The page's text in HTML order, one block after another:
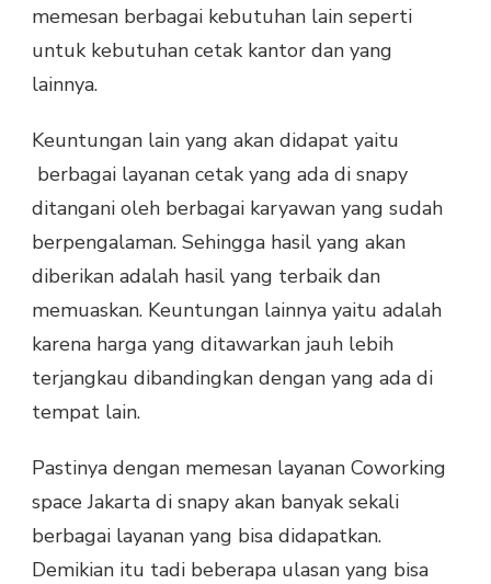
memesan berbagai kebutuhan lain seperti
untuk kebutuhan cetak kantor dan yang
lainnya.
Keuntungan lain yang akan didapat yaitu
berbagai layanan cetak yang ada di snapy
ditangani oleh berbagai karyawan yang sudah
berpengalaman. Sehingga hasil yang akan
diberikan adalah hasil yang terbaik dan
memuaskan. Keuntungan lainnya yaitu adalah
karena harga yang ditawarkan jauh lebih
terjangkau dibandingkan dengan yang ada di
tempat lain.
Pastinya dengan memesan layanan Coworking
space Jakarta di snapy akan banyak sekali
berbagai layanan yang bisa didapatkan.
Demikian itu tadi beberapa ulasan yang bisa